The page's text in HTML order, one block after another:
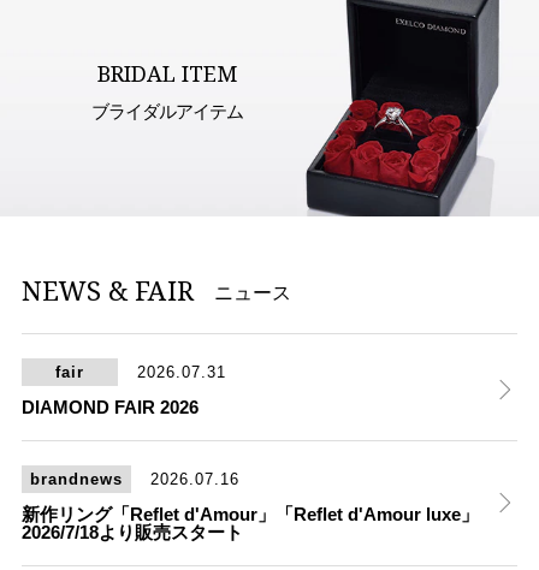
BRIDAL ITEM
ブライダルアイテム
NEWS & FAIR ニュース
fair 2026.07.31
DIAMOND FAIR 2026
brandnews 2026.07.16
新作リング「Reflet d'Amour」「Reflet d'Amour luxe」
2026/7/18より販売スタート